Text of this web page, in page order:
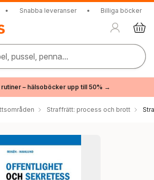
• Snabba leveranser • Billiga böcker
pussel, penna...
rutiner – hälsoböcker upp till 50% →
Straffrätt: process och brott